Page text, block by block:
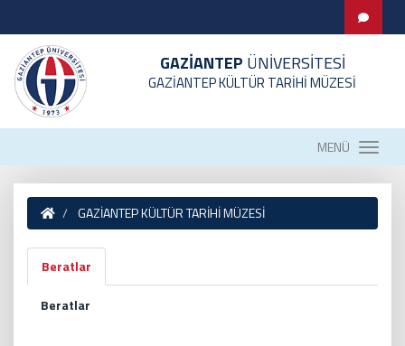
GAZİANTEP ÜNİVERSİTESİ
GAZİANTEP KÜLTÜR TARİHİ MÜZESİ
MENÜ
GAZİANTEP KÜLTÜR TARİHİ MÜZESİ
Beratlar
Beratlar